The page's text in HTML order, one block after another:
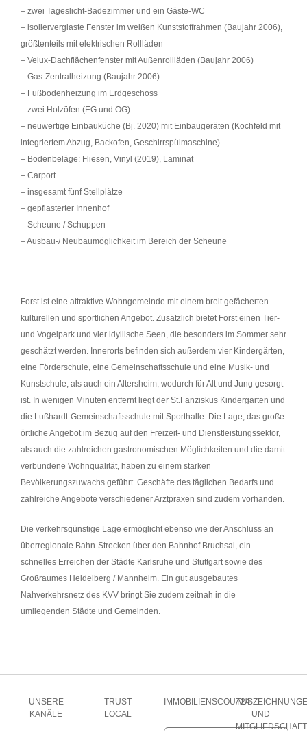
– zwei Tageslicht-Badezimmer und ein Gäste-WC
– isolierverglaste Fenster im weißen Kunststoffrahmen (Baujahr 2006),
größtenteils mit elektrischen Rollläden
– Velux-Dachflächenfenster mit Außenrollläden (Baujahr 2006)
– Gas-Zentralheizung (Baujahr 2006)
– Fußbodenheizung im Erdgeschoss
– zwei Holzöfen (EG und OG)
– neuwertige Einbauküche (Bj. 2020) mit Einbaugeräten (Kochfeld mit
integriertem Abzug, Backofen, Geschirrspülmaschine)
– Bodenbeläge: Fliesen, Vinyl (2019), Laminat
– Carport
– insgesamt fünf Stellplätze
– gepflasterter Innenhof
– Scheune / Schuppen
– Ausbau-/ Neubaumöglichkeit im Bereich der Scheune
Forst ist eine attraktive Wohngemeinde mit einem breit gefächerten
kulturellen und sportlichen Angebot. Zusätzlich bietet Forst einen Tier-
und Vogelpark und vier idyllische Seen, die besonders im Sommer sehr
geschätzt werden. Innerorts befinden sich außerdem vier Kindergärten,
eine Förderschule, eine Gemeinschaftsschule und eine Musik- und
Kunstschule, als auch ein Altersheim, wodurch für Alt und Jung gesorgt
ist. In wenigen Minuten entfernt liegt der St.Fanziskus Kindergarten und
die Lußhardt-Gemeinschaftsschule mit Sporthalle. Die Lage, das große
örtliche Angebot im Bezug auf den Freizeit- und Dienstleistungssektor,
als auch die zahlreichen gastronomischen Möglichkeiten und die damit
verbundene Wohnqualität, haben zu einem starken
Bevölkerungszuwachs geführt. Geschäfte des täglichen Bedarfs und
zahlreiche Angebote verschiedener Arztpraxen sind zudem vorhanden.
Die verkehrsgünstige Lage ermöglicht ebenso wie der Anschluss an
überregionale Bahn-Strecken über den Bahnhof Bruchsal, ein
schnelles Erreichen der Städte Karlsruhe und Stuttgart sowie des
Großraumes Heidelberg / Mannheim. Ein gut ausgebautes
Nahverkehrsnetz des KVV bringt Sie zudem zeitnah in die
umliegenden Städte und Gemeinden.
UNSERE
KANÄLE
TRUST
LOCAL
IMMOBILIENSCOUT24
UND